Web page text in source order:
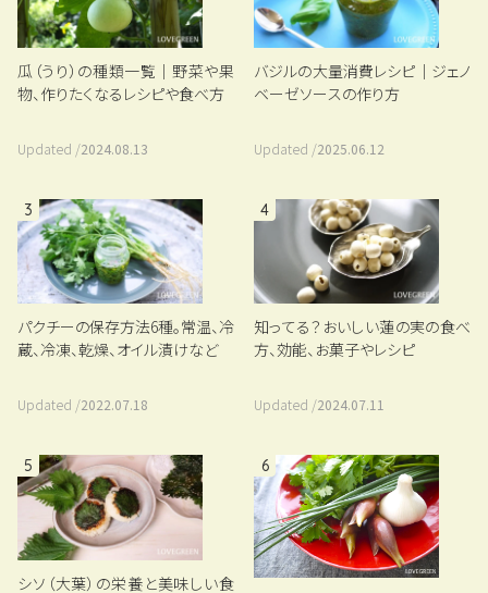
瓜（うり）の種類一覧｜野菜や果
物、作りたくなるレシピや食べ方
Updated /2024.08.13
バジルの大量消費レシピ｜ジェノ
ベーゼソースの作り方
Updated /2025.06.12
3
パクチーの保存方法6種。常温、冷
蔵、冷凍、乾燥、オイル漬けなど
Updated /2022.07.18
4
知ってる？おいしい蓮の実の食べ
方、効能、お菓子やレシピ
Updated /2024.07.11
5
シソ（大葉）の栄養と美味しい食
6